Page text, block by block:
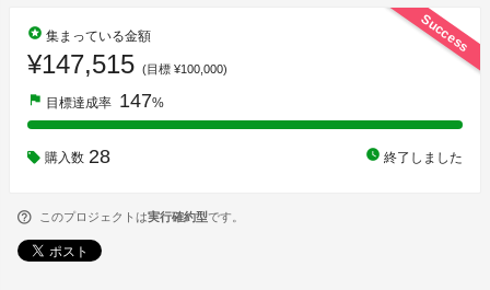
Success
stars 集まっている金額
¥147,515 (目標 ¥100,000)
flag 目標達成率 147%
購入数 28 watch_later 終了しました
このプロジェクトは実行確約型です。